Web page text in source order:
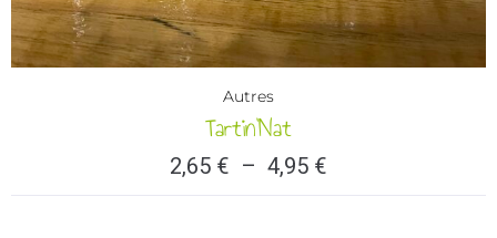
Autres
Tartin’Nat
2,65 € – 4,95 €